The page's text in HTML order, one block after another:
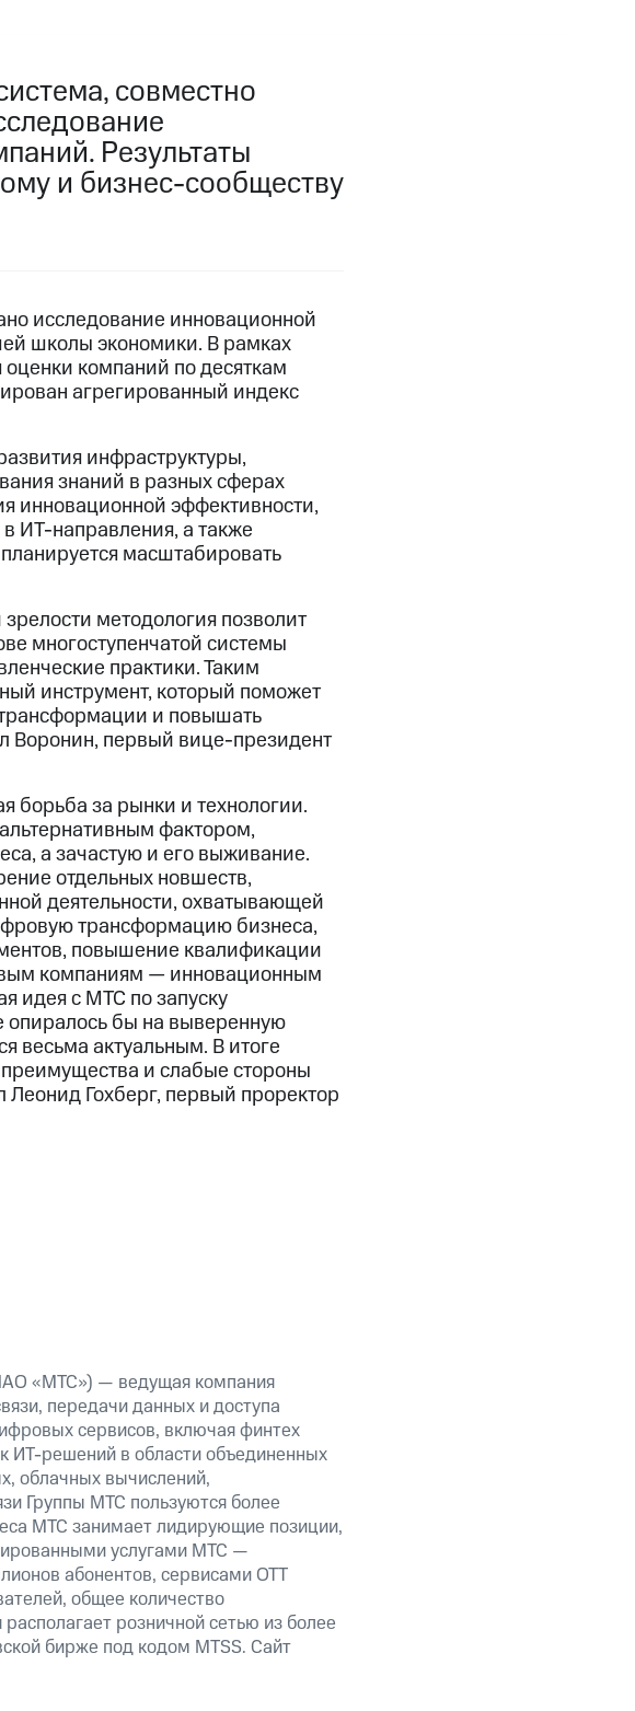
совместно
Результаты
и бизнес-сообществу
исследование инновационной
школы экономики. В рамках
компаний по десяткам
агрегированный индекс
инфраструктуры,
знаний в разных сферах
инновационной эффективности,
ИТ-направления, а также
масштабировать
методология позволит
многоступенчатой системы
практики. Таким
инструмент, который поможет
и повышать
Воронин, первый вице-президент
борьба за рынки и технологии.
фактором,
а зачастую и его выживание.
отдельных новшеств,
деятельности, охватывающей
трансформацию бизнеса,
повышение квалификации
компаниям — инновационным
идея с МТС по запуску
опиралось бы на выверенную
весьма актуальным. В итоге
и слабые стороны
Гохберг, первый проректор
«МТС») — ведущая компания
передачи данных и доступа
сервисов, включая финтех
ИТ-решений в области объединенных
облачных вычислений,
Группы МТС пользуются более
МТС занимает лидирующие позиции,
услугами МТС —
абонентов, сервисами OTT
общее количество
розничной сетью из более
бирже под кодом MTSS. Сайт